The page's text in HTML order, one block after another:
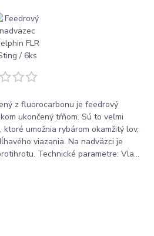
z fluorocarbonu je feedrový
ukončený tŕňom. Sú to veľmi
umožnia rybárom okamžitý lov,
viazania. Na nadväzci je
Technické parametre: Vla...